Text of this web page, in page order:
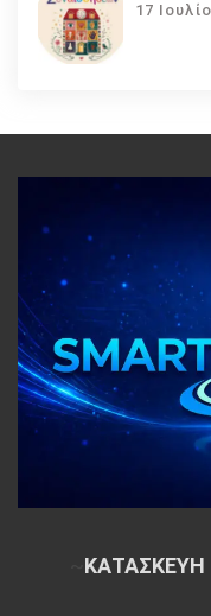
17
ΚΑΤΑΣΚΕΥΗ